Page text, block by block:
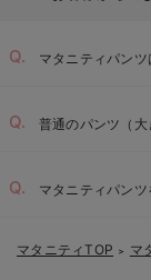
マタニティパン
普通のパンツ（
マタニティパン
マタニティTOP ＞ マ